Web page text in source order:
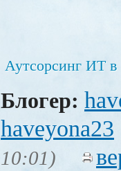
Аутсорсинг ИТ
Блогер:
haveyona23
10:01)